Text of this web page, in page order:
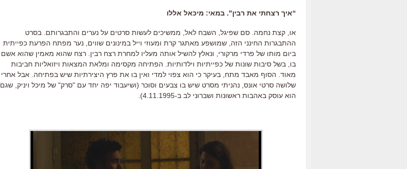
“איך רצחתי את רבין". במאי: מיכאל אללו
או, קצת נחמה. סם שפיגל, השבח לאל, ממשיכים לעשות סרטים על נערים והתבגרותם. בסרט
ההתבגרות החינני הזה, שמושפע מאתגר קרת ומעוזי וייל במינונים שווים, נער מפתח הפרעת כפייתית
ביום מותו של פרדי מרקורי, ונאלץ להשיל אותה מעליו למחרת רצח רבין. רצח שהוא מאמין שהוא אשם
בו, בשל סיבות שונות של כפייתיות וילדותיות. הפתיחה מקסימה ומלאת המצאות ויזואליות חביבות
מאוד. הסוף מאבד מתח, בעיקר כי הוא צפוי למדי ואין בו את פרץ היצירתיות שיש בפתיחה. אבל אחרי
שלושה סרטי אונס, נהניתי מסרט שיש בו צבעים וסוכר (ושיעבוד יפה יחד עם "סרק" של מיכל ויניק, שגם
הוא עוסק באהבות ראשונות ושברוני לב ב-4.11.1995).